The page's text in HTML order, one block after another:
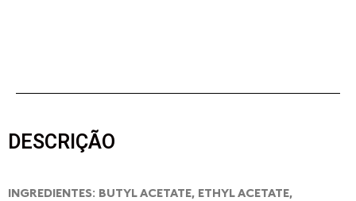
DESCRIÇÃO
INGREDIENTES: BUTYL ACETATE, ETHYL ACETATE,